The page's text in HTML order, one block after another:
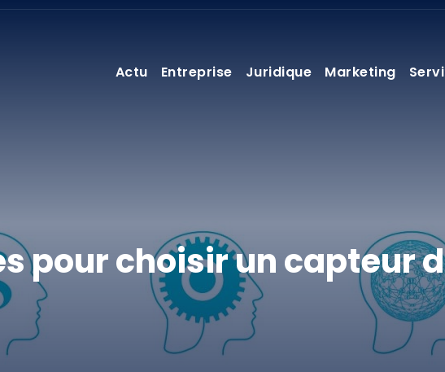
Actu Entreprise Juridique Marketing
pour choisir un capteur